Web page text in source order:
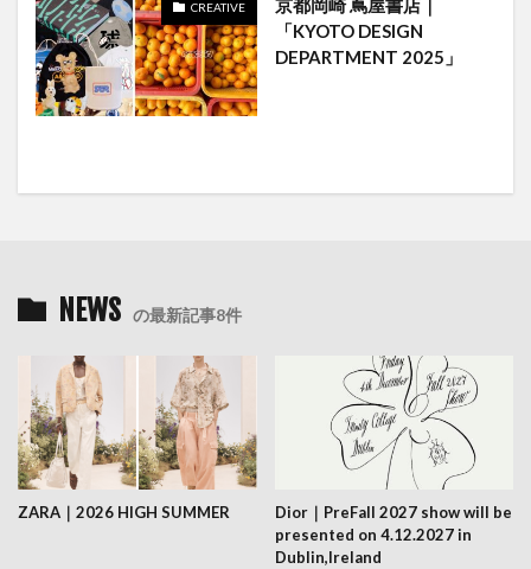
CREATIVE
京都岡崎 蔦屋書店｜
「KYOTO DESIGN
DEPARTMENT 2025」
NEWS の最新記事8件
ZARA｜2026 HIGH SUMMER
Dior｜PreFall 2027 show will be
presented on 4.12.2027 in
Dublin,Ireland